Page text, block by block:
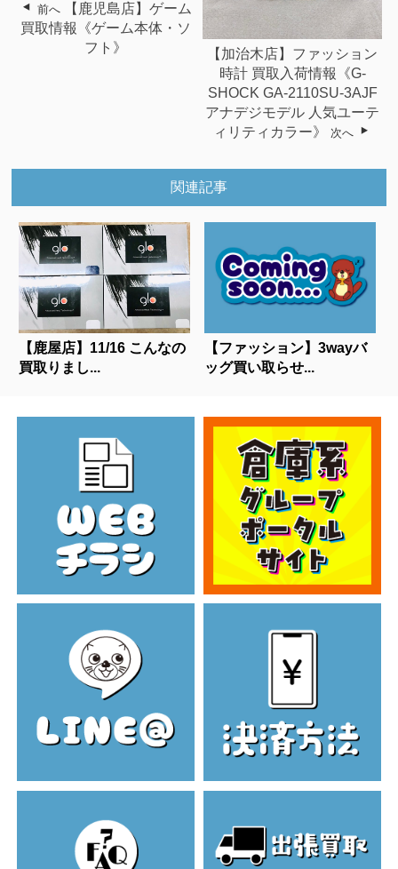
前へ
【鹿児島店】ゲーム
買取情報《ゲーム本体・ソ
フト》
【加治木店】ファッション
時計 買取入荷情報《G-
SHOCK GA-2110SU-3AJF
アナデジモデル 人気ユーテ
ィリティカラー》
次へ
関連記事
【鹿屋店】11/16 こんなの
買取りまし...
【ファッション】3wayバ
ッグ買い取らせ...